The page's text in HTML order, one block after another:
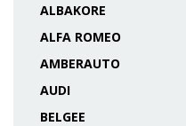
ALBAKORE
ALFA ROMEO
AMBERAUTO
AUDI
BELGEE